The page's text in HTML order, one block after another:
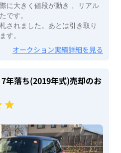
に大きく値段が動き 、リアル
です。
されました。あとは引き取り
す。
オークション実績詳細を見る
年落ち(2019年式)売却のお